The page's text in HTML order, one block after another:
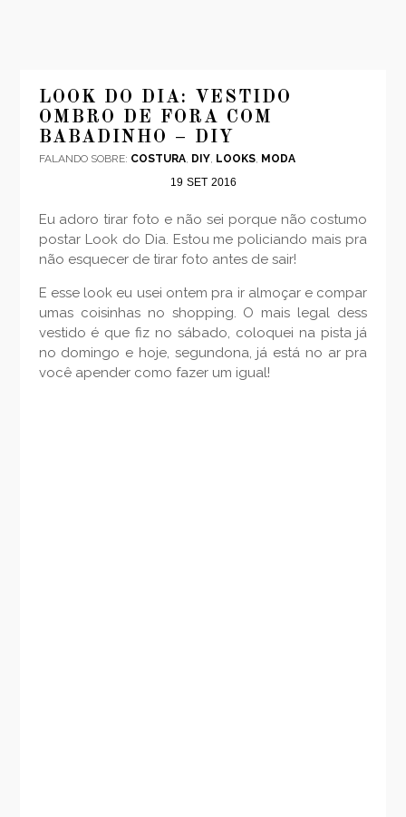
LOOK DO DIA: VESTIDO
OMBRO DE FORA COM
BABADINHO – DIY
FALANDO SOBRE: COSTURA, DIY, LOOKS, MODA
19 SET 2016
Eu adoro tirar foto e não sei porque não costumo
postar Look do Dia. Estou me policiando mais pra
não esquecer de tirar foto antes de sair!
E esse look eu usei ontem pra ir almoçar e compar
umas coisinhas no shopping. O mais legal dess
vestido é que fiz no sábado, coloquei na pista já
no domingo e hoje, segundona, já está no ar pra
você apender como fazer um igual!